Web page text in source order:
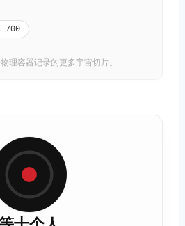
700
理容器记录的更多宇宙切片。